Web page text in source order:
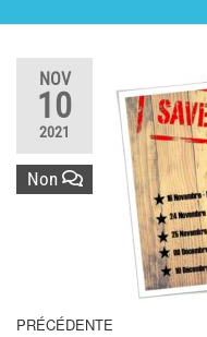
NOV
10
2021
Non
PRÉCÉDENTE